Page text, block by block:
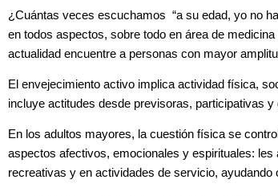
¿Cuántas veces escuchamos “a su edad, yo no
en todos aspectos, sobre todo en área de
actualidad encuentre a personas con mayor
El envejecimiento activo implica actividad física,
incluye actitudes desde previsoras, participativas
En los adultos mayores, la cuestión física se
aspectos afectivos, emocionales y espirituales: les
recreativas y en actividades de servicio, ayudando